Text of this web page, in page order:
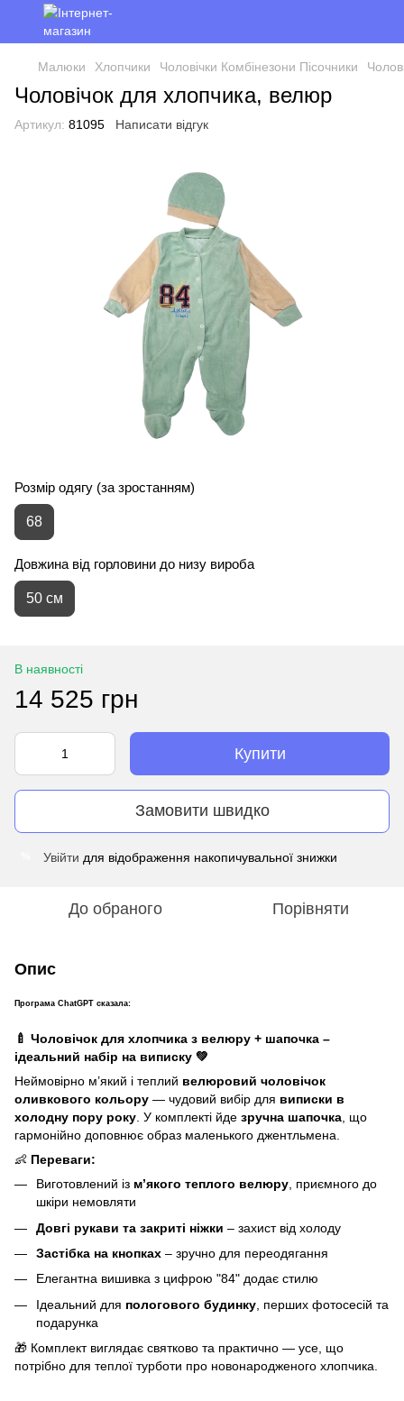
Малюки Хлопчики Чоловічки Комбінезони Пісочники
Чоловічок для хлопчика, велюр
Артикул: 81095 Написати відгук
Розмір одягу (за зростанням)
68
Довжина від горловини до низу вироба
50 см
В наявності
14 525 грн
Купити
Замовити швидко
Увійти для відображення накопичувальної знижки
До обраного Порівняти
Опис
Програма ChatGPT сказала:
🍼 Чоловічок для хлопчика з велюру + шапочка –
ідеальний набір на виписку 💚
Неймовірно м’який і теплий велюровий чоловічок
оливкового кольору — чудовий вибір для виписки в
холодну пору року. У комплекті йде зручна шапочка, що
гармонійно доповнює образ маленького джентльмена.
👶 Переваги:
Виготовлений із м’якого теплого велюру, приємного до
шкіри немовляти
Довгі рукави та закриті ніжки – захист від холоду
Застібка на кнопках – зручно для переодягання
Елегантна вишивка з цифрою "84" додає стилю
Ідеальний для пологового будинку , перших фотосесій та
подарунка
🎁 Комплект виглядає святково та практично — усе, що
потрібно для теплої турботи про новонародженого хлопчика.